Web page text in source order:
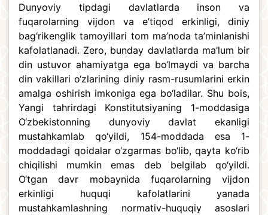
Dunyoviy tipdagi davlatlarda inson va
fuqarolarning vijdon va e’tiqod erkinligi, diniy
bag‘rikenglik tamoyillari tom ma’noda ta’minlanishi
kafolatlanadi. Zero, bunday davlatlarda ma’lum bir
din ustuvor ahamiyatga ega bo‘lmaydi va barcha
din vakillari o‘zlarining diniy rasm-rusumlarini erkin
amalga oshirish imkoniga ega bo‘ladilar. Shu bois,
Yangi tahrirdagi Konstitutsiyaning 1-moddasiga
O‘zbekistonning dunyoviy davlat ekanligi
mustahkamlab qo‘yildi, 154-moddada esa 1-
moddadagi qoidalar o‘zgarmas bo‘lib, qayta ko‘rib
chiqilishi mumkin emas deb belgilab qo‘yildi.
O‘tgan davr mobaynida fuqarolarning vijdon
erkinligi huquqi kafolatlarini yanada
mustahkamlashning normativ-huquqiy asoslari